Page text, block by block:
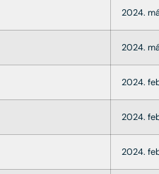
2024.
2024.
2024.
2024.
2024.